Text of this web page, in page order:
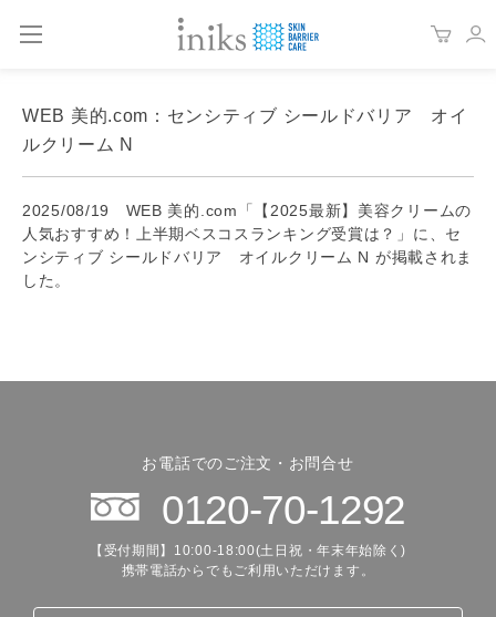
WEB 美的.com：センシティブ シールドバリア オイ
ルクリーム N
2025/08/19 WEB 美的.com「【2025最新】美容クリームの
人気おすすめ！上半期ベスコスランキング受賞は？」に、セ
ンシティブ シールドバリア オイルクリーム N が掲載されま
した。
お電話でのご注文・お問合せ
0120-70-1292
【受付期間】10:00-18:00(土日祝・年末年始除く)
携帯電話からでもご利用いただけます。